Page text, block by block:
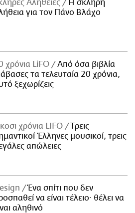
Αλήθειες
H σκληρή
για τον Πάνο Βλάχο
χρόνια LiFO
Από όσα βιβλία
τα τελευταία 20 χρόνια,
ξεχωρίζεις
χρόνια LIFO
Tρεις
Έλληνες μουσικοί, τρεις
απώλειες
Ένα σπίτι που δεν
να είναι τέλειο· θέλει να
αληθινό